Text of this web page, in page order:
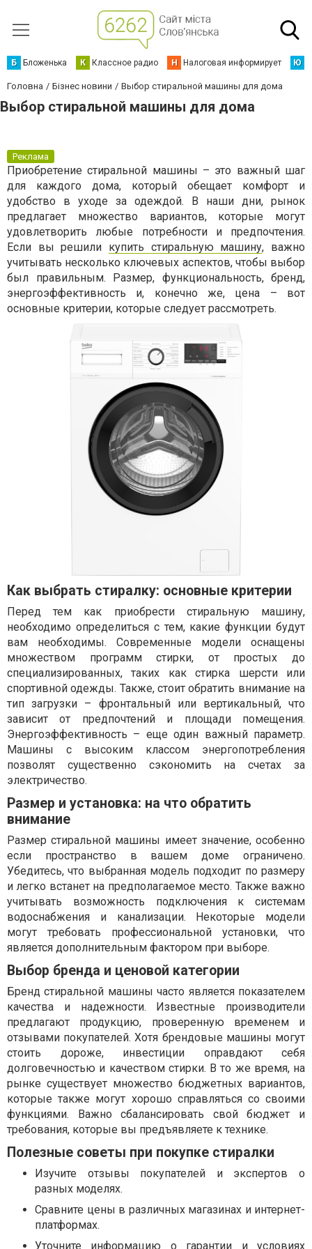
Б Бложенька К Классное радио Н Налоговая информирует Ю
Головна Бізнес новини Выбор стиральной машины для дома
Выбор стиральной машины для дома
Реклама
Приобретение стиральной машины – это важный шаг
для каждого дома, который обещает комфорт и
удобство в уходе за одеждой. В наши дни, рынок
предлагает множество вариантов, которые могут
удовлетворить любые потребности и предпочтения.
Если вы решили купить стиральную машину, важно
учитывать несколько ключевых аспектов, чтобы выбор
был правильным. Размер, функциональность, бренд,
энергоэффективность и, конечно же, цена – вот
основные критерии, которые следует рассмотреть.
Как выбрать стиралку: основные критерии
Перед тем как приобрести стиральную машину,
необходимо определиться с тем, какие функции будут
вам необходимы. Современные модели оснащены
множеством программ стирки, от простых до
специализированных, таких как стирка шерсти или
спортивной одежды. Также, стоит обратить внимание на
тип загрузки – фронтальный или вертикальный, что
зависит от предпочтений и площади помещения.
Энергоэффективность – еще один важный параметр.
Машины с высоким классом энергопотребления
позволят существенно сэкономить на счетах за
электричество.
Размер и установка: на что обратить
внимание
Размер стиральной машины имеет значение, особенно
если пространство в вашем доме ограничено.
Убедитесь, что выбранная модель подходит по размеру
и легко встанет на предполагаемое место. Также важно
учитывать возможность подключения к системам
водоснабжения и канализации. Некоторые модели
могут требовать профессиональной установки, что
является дополнительным фактором при выборе.
Выбор бренда и ценовой категории
Бренд стиральной машины часто является показателем
качества и надежности. Известные производители
предлагают продукцию, проверенную временем и
отзывами покупателей. Хотя брендовые машины могут
стоить дороже, инвестиции оправдают себя
долговечностью и качеством стирки. В то же время, на
рынке существует множество бюджетных вариантов,
которые также могут хорошо справляться со своими
функциями. Важно сбалансировать свой бюджет и
требования, которые вы предъявляете к технике.
Полезные советы при покупке стиралки
Изучите отзывы покупателей и экспертов о
разных моделях.
Сравните цены в различных магазинах и интернет-
платформах.
Уточните информацию о гарантии и условиях